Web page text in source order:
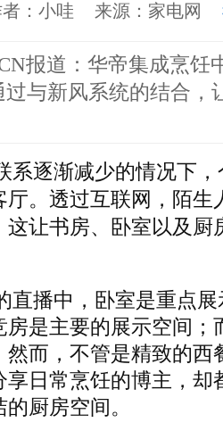
： 小哇 来源： 家电网
报道： 华帝集成烹饪
与新风系统的结合，
系逐渐减少的情况下
。透过互联网，陌生
让书房、卧室以及厨
直播中，卧室是重点
房是主要的展示空间；
然而，不管是精致的西
享日常烹饪的博主，却
厨房空间。